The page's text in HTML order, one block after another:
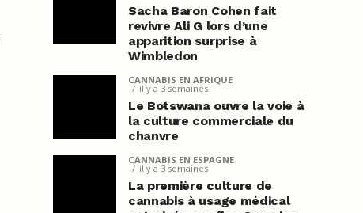
Sacha Baron Cohen fait
revivre Ali G lors d’une
apparition surprise à
Wimbledon
CANNABIS EN AFRIQUE
il y a 3 semaines
Le Botswana ouvre la voie à
la culture commerciale du
chanvre
CANNABIS EN ESPAGNE
il y a 3 semaines
La première culture de
cannabis à usage médical